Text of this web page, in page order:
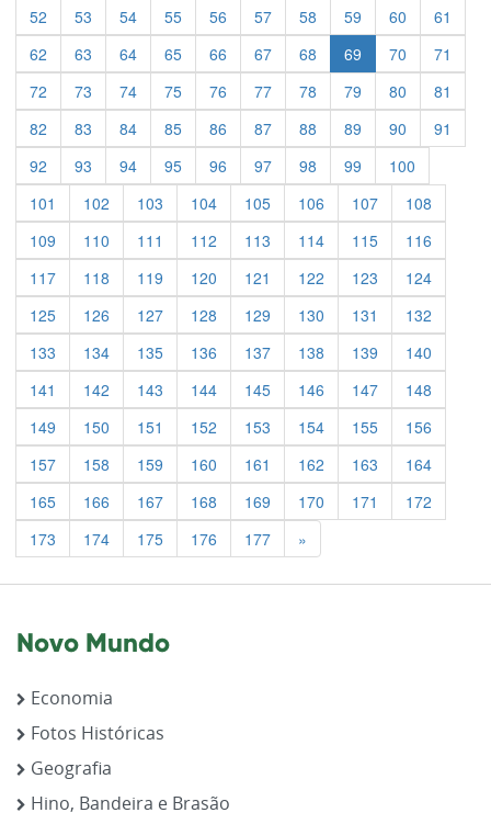
52 53 54 55 56 57 58 59 60
61
62
63 64 65 66 67 68 69 70
71
72
73 74 75 76 77 78 79 80
81
82
83 84 85 86 87 88 89 90
91
92
93 94 95 96 97 98 99
100
101
102 103 104 105 106 107
108
109
110 111 112 113 114 115
116
117
118 119 120 121 122 123
124
125
126 127 128 129 130 131
132
133
134 135 136 137 138 139
140
141
142 143 144 145 146 147
148
149
150 151 152 153 154 155
156
157
158 159 160 161 162 163
164
165
166 167 168 169 170 171
172
173
174 175 176 177 »
Novo Mundo
Economia
Fotos Históricas
Geografia
Hino, Bandeira e Brasão